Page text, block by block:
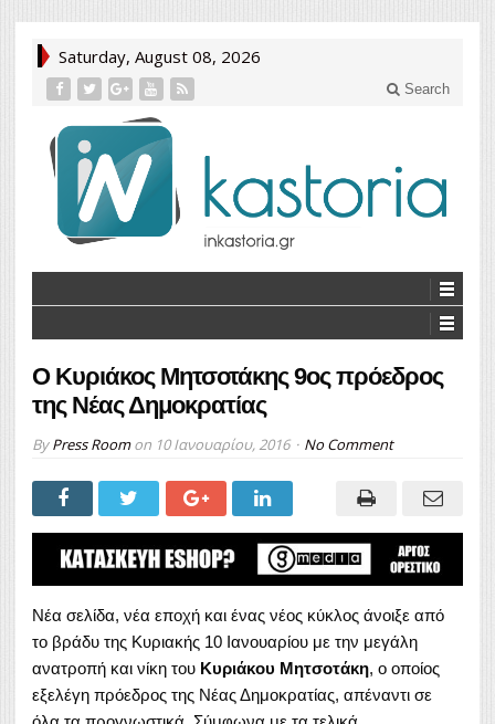
Saturday, August 08, 2026
Search
Ο Κυριάκος Μητσοτάκης 9ος πρόεδρος
της Νέας Δημοκρατίας
ByPress Roomon 10 Ιανουαρίου, 2016 No Comment
Νέα σελίδα, νέα εποχή και ένας νέος κύκλος άνοιξε από
το βράδυ της Κυριακής 10 Ιανουαρίου με την μεγάλη
ανατροπή και νίκη του Κυριάκου Μητσοτάκη, ο οποίος
εξελέγη πρόεδρος της Νέας Δημοκρατίας, απέναντι σε